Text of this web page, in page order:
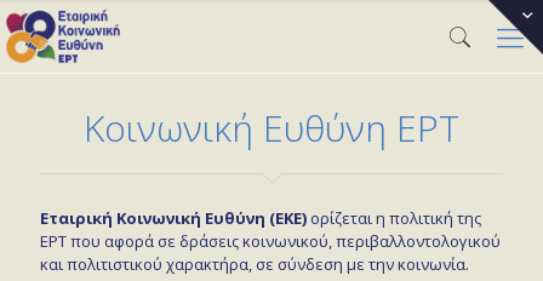
Κοινωνική Ευθύνη ΕΡΤ
Εταιρική Κοινωνική Ευθύνη (ΕΚΕ) ορίζεται η πολιτική της
ΕΡΤ που αφορά σε δράσεις κοινωνικού, περιβαλλοντολογικού
και πολιτιστικού χαρακτήρα, σε σύνδεση με την κοινωνία.